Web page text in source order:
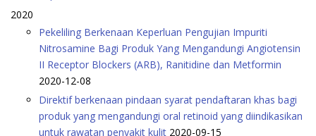
2020
Pekeliling Berkenaan Keperluan Pengujian Impuriti
Nitrosamine Bagi Produk Yang Mengandungi Angiotensin
II Receptor Blockers (ARB), Ranitidine dan Metformin
2020-12-08
Direktif berkenaan pindaan syarat pendaftaran khas bagi
produk yang mengandungi oral retinoid yang diindikasikan
untuk rawatan penyakit kulit 2020-09-15